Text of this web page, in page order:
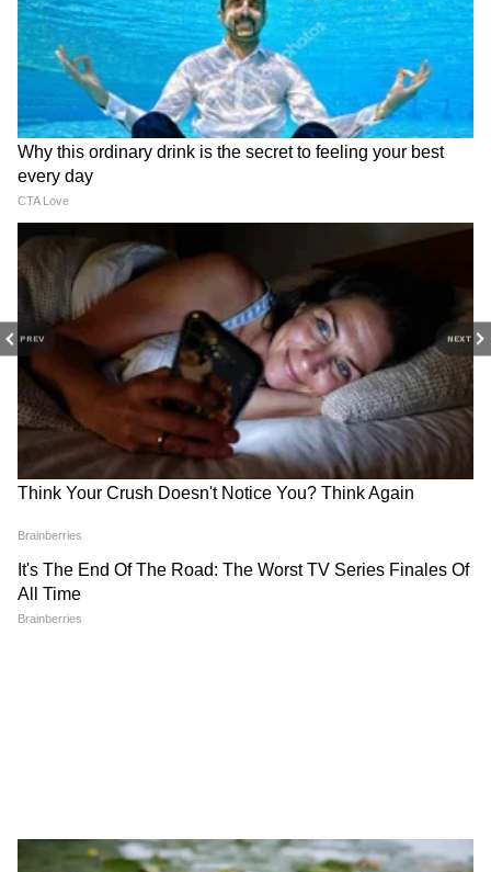
PREV NEXT
आणि पाण्यापासून तिचं संरक्षण होतं. पोर्टेबल चार्जरने
फक्त 4 तासांत 80% पर्यंत चार्जिंग करता येते.